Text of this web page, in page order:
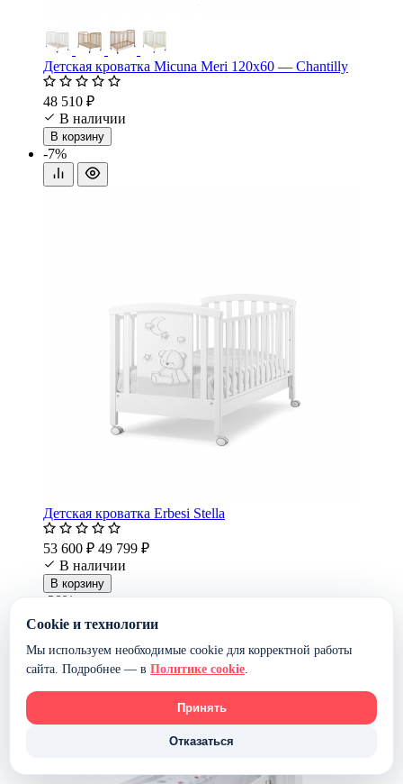
Детская кроватка Micuna Meri 120х60 — Chantilly
48 510 ₽
В наличии
В корзину
-7%
Детская кроватка Erbesi Stella
53 600 ₽ 49 799 ₽
В наличии
В корзину
-20%
Cookie и технологии
Мы используем необходимые cookie для корректной работы
сайта. Подробнее — в Политике cookie.
Принять
Отказаться